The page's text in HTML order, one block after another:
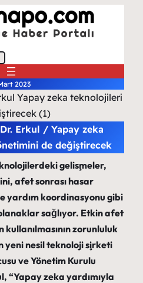
2023
Erkul / Yapay zeka
de değiştirecek
gelişmeler,
afet sonrası hasar
yardım koordinasyonu gibi
sağlıyor. Etkin afet
zorunluluk
yeni nesil teknoloji şirketi
ve Yönetim Kurulu
“Yapay zeka yardımıyla